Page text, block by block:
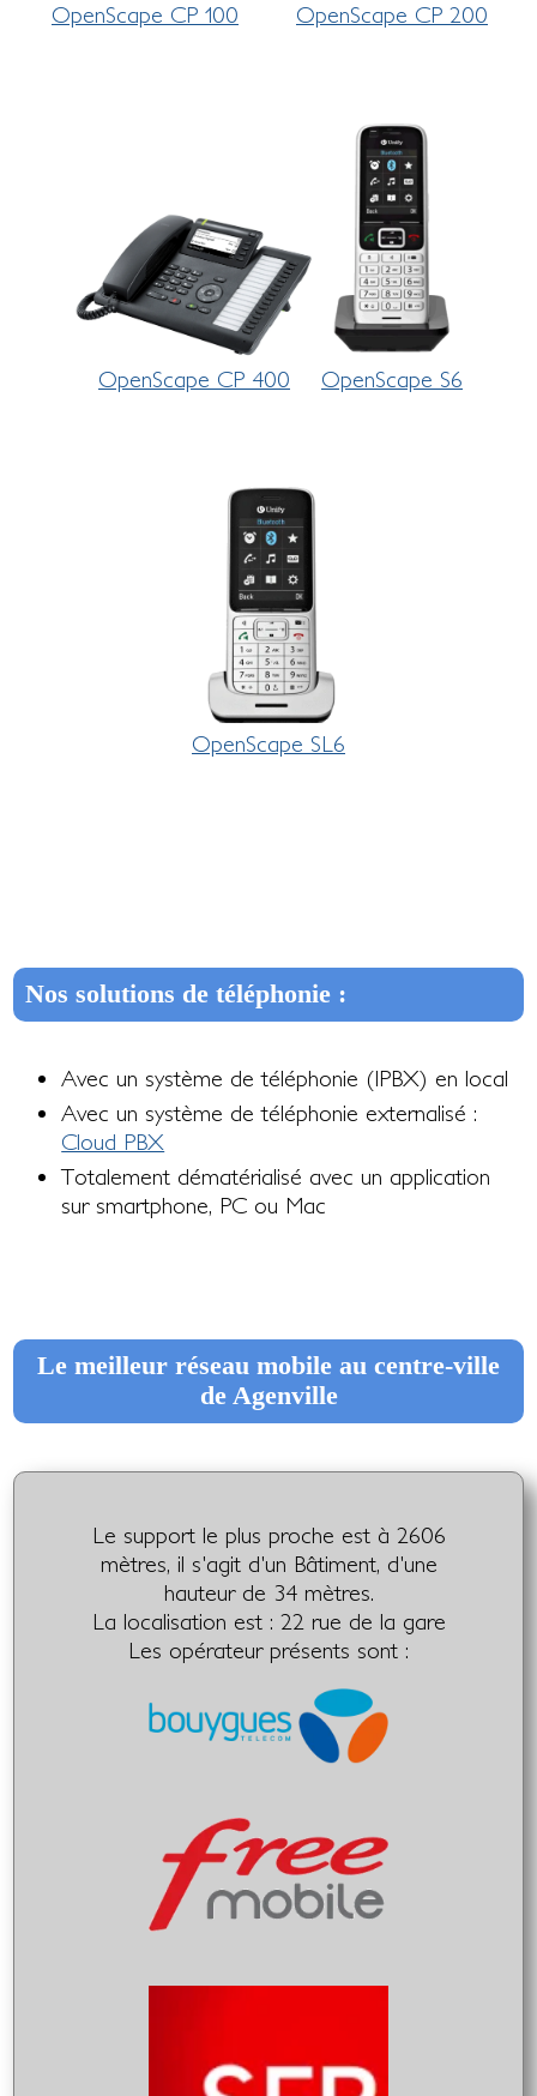
OpenScape CP 100 OpenScape CP 200
OpenScape CP 400 OpenScape S6
OpenScape SL6
Nos solutions de téléphonie :
Avec un système de téléphonie (IPBX) en local
Avec un système de téléphonie externalisé :
Cloud PBX
Totalement dématérialisé avec un application
sur smartphone, PC ou Mac
Le meilleur réseau mobile au centre-ville
de Agenville
Le support le plus proche est à 2606
mètres, il s'agit d'un Bâtiment, d'une
hauteur de 34 mètres.
La localisation est : 22 rue de la gare
Les opérateur présents sont :